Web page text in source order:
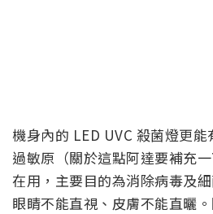
機身內的 LED UVC 殺菌燈更
過敏原（關於這點阿達要補充
在用，主要目的為消除病毒及
眼睛不能直視、皮膚不能直曬